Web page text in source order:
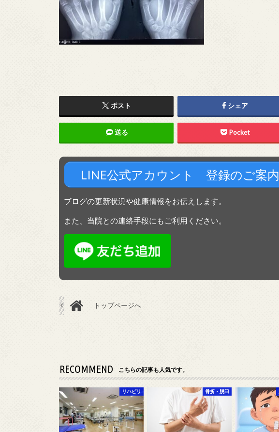
ポスト シェア
送る Pocket
LINE公式アカウント 登録のご案内
ブログの更新状況や健康情報をお伝えします。
また、当院との連絡手段にもご利用ください。
トップページへ
RECOMMEND こちらの記事も人気です。
リハビリ 骨折・脱臼